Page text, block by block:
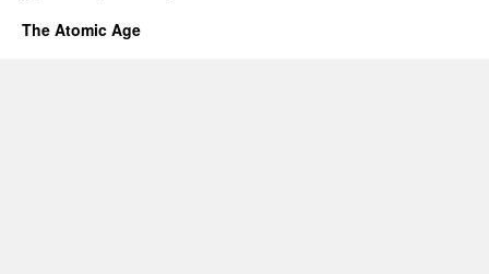
The Atomic Age